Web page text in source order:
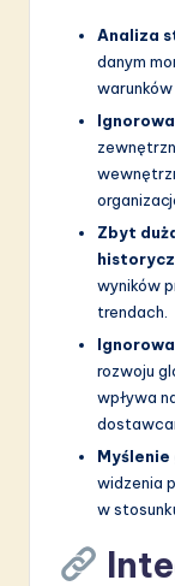
Analiza
danym
warunków
Zbyt
wyników
trendach.
rozwoju
wpływa
Myślenie
widzenia
w